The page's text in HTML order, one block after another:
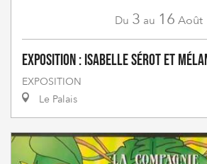
Du 3 au 16 Août
Exposition : Isabelle Sérot et
EXPOSITION
Le Palais